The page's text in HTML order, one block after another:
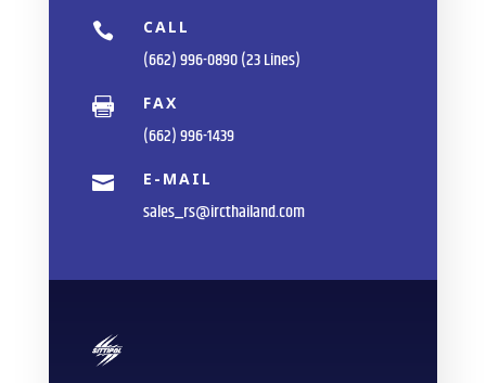
 CALL
(662) 996-0890 (23 Lines)
 FAX
(662) 996-1439
 E-MAIL
sales_rs@ircthailand.com